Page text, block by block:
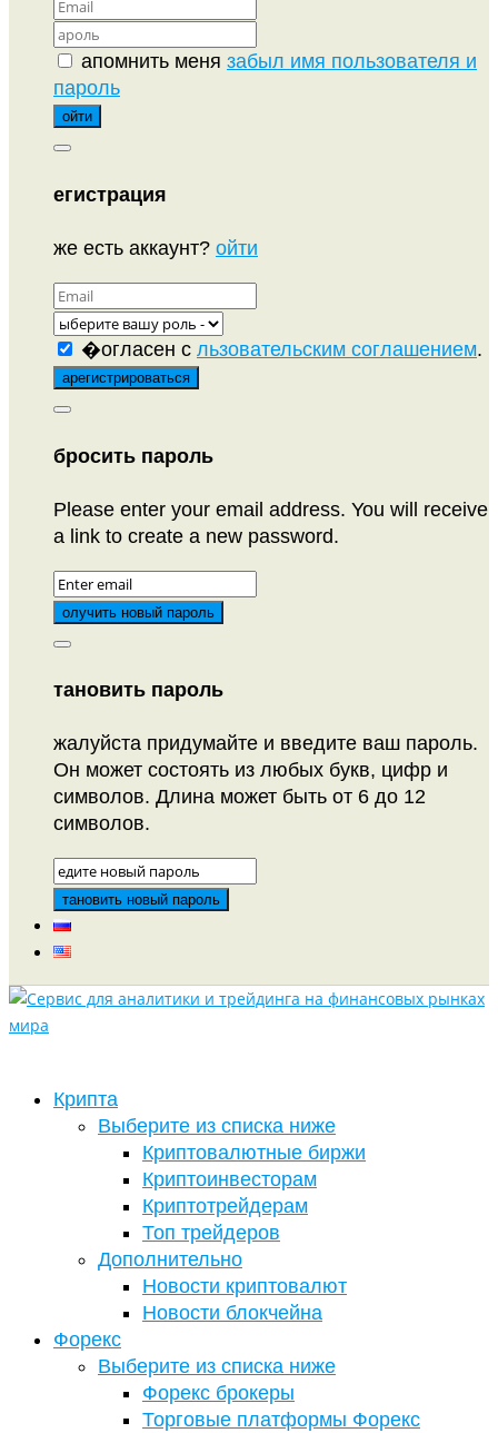
апомнить меня забыл имя пользователя и
пароль
егистрация
же есть аккаунт? ойти
�огласен с льзовательским соглашением.
бросить пароль
Please enter your email address. You will receive
a link to create a new password.
тановить пароль
жалуйста придумайте и введите ваш пароль.
Он может состоять из любых букв, цифр и
символов. Длина может быть от 6 до 12
символов.
Крипта
Выберите из списка ниже
Криптовалютные биржи
Криптоинвесторам
Криптотрейдерам
Топ трейдеров
Дополнительно
Новости криптовалют
Новости блокчейна
Форекс
Выберите из списка ниже
Форекс брокеры
Торговые платформы Форекс